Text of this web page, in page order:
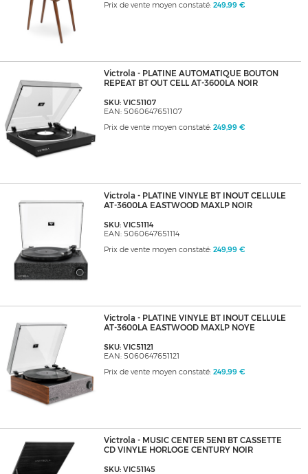
Prix de vente moyen constaté: 249,99 €
Victrola - PLATINE AUTOMATIQUE BOUTON
REPEAT BT OUT CELL AT-3600LA NOIR
SKU: VIC51107
EAN: 5060647651107
Prix de vente moyen constaté: 249,99 €
Victrola - PLATINE VINYLE BT INOUT CELLULE
AT-3600LA EASTWOOD MAXLP NOIR
SKU: VIC51114
EAN: 5060647651114
Prix de vente moyen constaté: 249,99 €
Victrola - PLATINE VINYLE BT INOUT CELLULE
AT-3600LA EASTWOOD MAXLP NOYE
SKU: VIC51121
EAN: 5060647651121
Prix de vente moyen constaté: 249,99 €
Victrola - MUSIC CENTER 5EN1 BT CASSETTE
CD VINYLE HORLOGE CENTURY NOIR
SKU: VIC51145